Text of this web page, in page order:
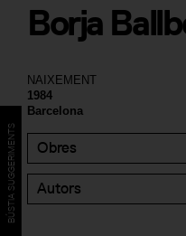
NAIXEMENT
1984
Barcelona
Obres
Autors
Borja
BÚSTIA SUGGERIMENTS